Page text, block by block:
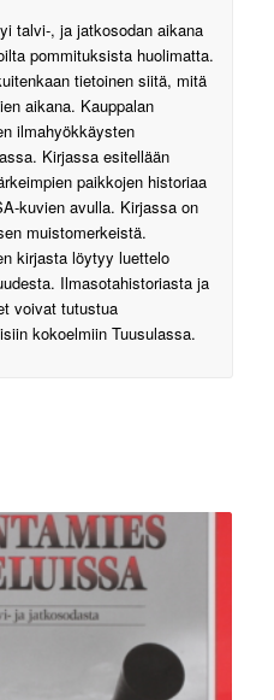
talvi-, ja jatkosodan aikana
pommituksista huolimatta.
tietoinen siitä, mitä
aikana. Kauppalan
ilmahyökkäysten
Kirjassa esitellään
paikkojen historiaa
kuvien avulla. Kirjassa on
muistomerkeistä.
kirjasta löytyy luettelo
Ilmasotahistoriasta ja
voivat tutustua
kokoelmiin Tuusulassa.